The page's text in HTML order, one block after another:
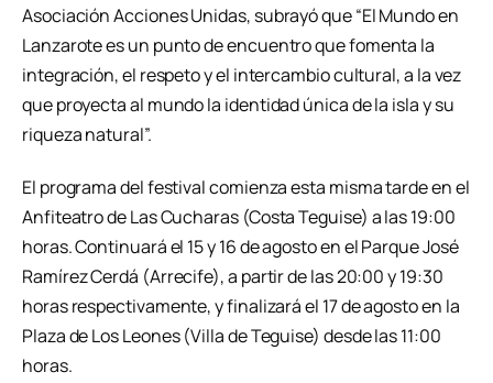
Asociación Acciones Unidas, subrayó que “El Mundo en
Lanzarote es un punto de encuentro que fomenta la
integración, el respeto y el intercambio cultural, a la vez
que proyecta al mundo la identidad única de la isla y su
riqueza natural”.
El programa del festival comienza esta misma tarde en el
Anfiteatro de Las Cucharas (Costa Teguise) a las 19:00
horas. Continuará el 15 y 16 de agosto en el Parque José
Ramírez Cerdá (Arrecife), a partir de las 20:00 y 19:30
horas respectivamente, y finalizará el 17 de agosto en la
Plaza de Los Leones (Villa de Teguise) desde las 11:00
horas.